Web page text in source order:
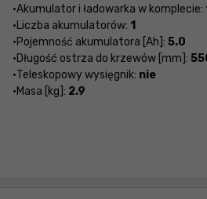
Akumulator i ładowarka w komplecie:
Liczba akumulatorów: 1
Pojemność akumulatora [Ah]: 5.0
Długość ostrza do krzewów [mm]:
Teleskopowy wysięgnik: nie
Masa [kg]: 2.9